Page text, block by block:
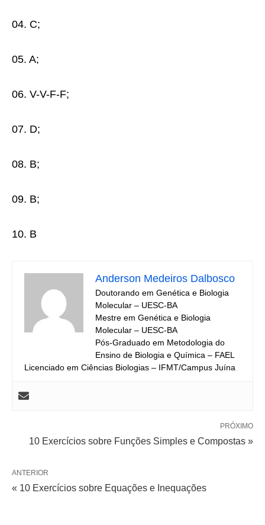
04. C;
05. A;
06. V-V-F-F;
07. D;
08. B;
09. B;
10. B
Anderson Medeiros Dalbosco
Doutorando em Genética e Biologia
Molecular – UESC-BA
Mestre em Genética e Biologia
Molecular – UESC-BA
Pós-Graduado em Metodologia do
Ensino de Biologia e Química – FAEL
Licenciado em Ciências Biologias – IFMT/Campus Juína
PRÓXIMO
10 Exercícios sobre Funções Simples e Compostas »
ANTERIOR
« 10 Exercícios sobre Equações e Inequações